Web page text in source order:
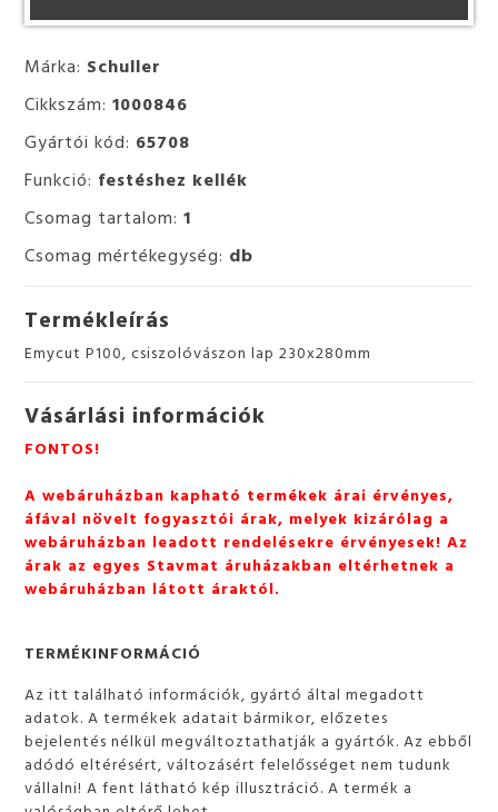
Márka: Schuller
Cikkszám:1000846
Gyártói kód: 65708
Funkció: festéshez kellék
Csomag tartalom:1
Csomag mértékegység: db
Termékleírás
Emycut P100, csiszolóvászon lap 230x280mm
Vásárlási információk
FONTOS!
A webáruházban kapható termékek árai érvényes,
áfával növelt fogyasztói árak, melyek kizárólag a
webáruházban leadott rendelésekre érvényesek! Az
árak az egyes Stavmat áruházakban eltérhetnek a
webáruházban látott áraktól.
TERMÉKINFORMÁCIÓ
Az itt található információk, gyártó által megadott
adatok. A termékek adatait bármikor, előzetes
bejelentés nélkül megváltoztathatják a gyártók. Az ebből
adódó eltérésért, változásért felelősséget nem tudunk
vállalni! A fent látható kép illusztráció. A termék a